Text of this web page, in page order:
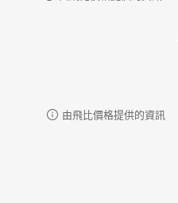
由飛比價格提供的資訊